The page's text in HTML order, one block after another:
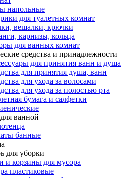
напольные
для туалетных комнат
вешалки, крючки
карнизы, кольца
для ванных комнат
средства и принадлежности
для принятия ванн и душа
для принятия душа, ванн
для ухода за волосами
для ухода за полостью рта
бумага и салфетки
ванной
банные
для уборки
и корзины для мусора
пластиковые